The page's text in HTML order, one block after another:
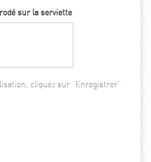
sur la serviette
cliquez sur "Enregistrer"